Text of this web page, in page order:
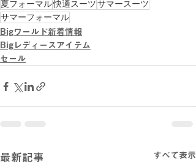
夏フォーマル快適スーツサマースーツ
サマーフォーマル
Bigワールド新着情報
Bigレディースアイテム
セール
最新記事 すべて表示